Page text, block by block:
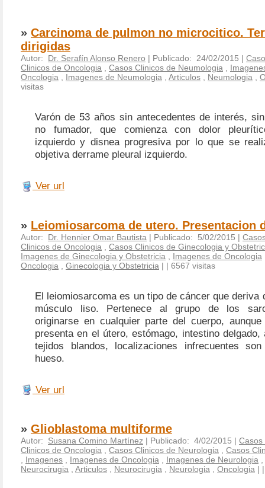
» Carcinoma de pulmon no microcitico.
dirigidas
Autor: Dr. Serafín Alonso Renero | Publicado: 24/02/2015 |
Clinicos de Oncologia
Casos Clinicos de Neumologia
Oncologia
Imagenes de Neumologia Articulos Neumologia
visitas
Varón de 53 años sin antecedentes de interés,
no fumador, que comienza con dolor
izquierdo y disnea progresiva por lo que se
objetiva derrame pleural izquierdo.
Ver url
» Leiomiosarcoma de utero. Presentacion
Autor: Dr. Hennier Omar Bautista | Publicado: 5/02/2015 |
Clinicos de Oncologia
Casos Clinicos de Ginecologia y
Imagenes de Ginecologia y Obstetricia
Imagenes de Oncologia
Oncologia
Ginecologia y Obstetricia | | 6567 visitas
El leiomiosarcoma es un tipo decáncer que deriva
músculo liso. Pertenece al grupo de los
originarse en cualquier parte del cuerpo, aunque
presenta en el útero,estómago, intestino delgado,
tejidos blandos, localizaciones infrecuentes
hueso.
Ver url
» Glioblastoma multiforme
Autor: Susana Comino Martínez | Publicado: 4/02/2015 | Casos
Clinicos de Oncologia , Casos Clinicos de Neurologia , Casos
, Imagenes , Imagenes de Oncologia , Imagenes de Neurologia ,
Neurocirugia , Articulos , Neurocirugia , Neurologia , Oncologia |